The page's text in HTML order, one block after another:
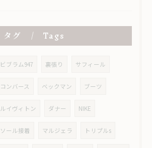
タグ Tags
ビブラム947 裏張り サフィール
コンバース ベックマン ブーツ
ルイヴィトン ダナー NIKE
ソール接着 マルジェラ トリプルs